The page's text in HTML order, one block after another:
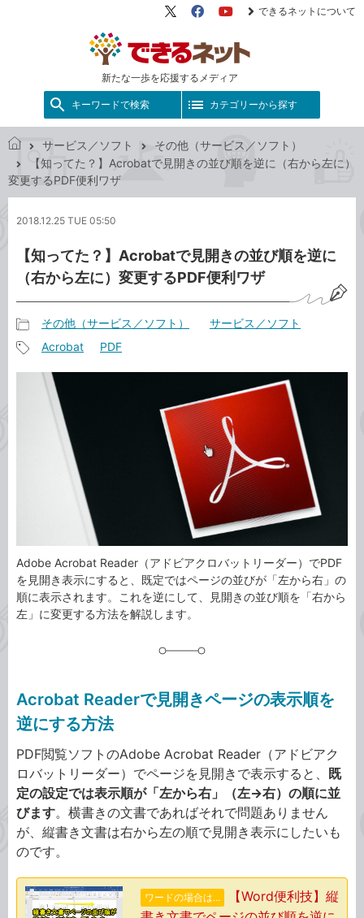
新たな一歩を応援するメディア
X（旧
FacebookYouTube
できるネットについて
キーワードで検索 カテゴリーから探す
き
ッ
サービス／ソフト
その他（サービス／ソフト）
【知ってた？】Acrobatで見開きの並び順を逆に（右から左に）
変更するPDF便利ワザ
2018.12.25 TUE 05:50
【知ってた？】Acrobatで見開きの並び順を逆に
（右から左に）変更するPDF便利ワザ
事
カ
その他（サービス／ソフト） サービス／ソフト
Acrobat PDF
Adobe Acrobat Reader（アドビアクロバットリーダー）でPDF
を見開き表示にすると、既定ではページの並びが「左から右」の
順に表示されます。これを逆にして、見開きの並び順を「右から
左」に変更する方法を解説します。
Acrobat Readerで見開きページの表示順を
逆にする方法
PDF閲覧ソフトのAdobe Acrobat Reader（アドビアク
ロバットリーダー）でページを見開きで表示すると、 既
定の設定では表示順が「左から右」（左→右）の順に並
びます。横書きの文書であればそれで問題ありません
が、縦書き文書は右から左の順で見開き表示にしたいも
のです。
ワードの場合は...
【Word便利技】縦